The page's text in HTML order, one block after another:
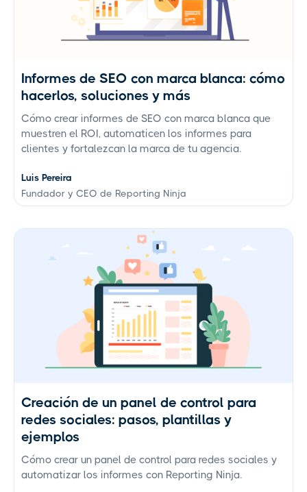
Informes de SEO con marca blanca: cómo
hacerlos, soluciones y más
Cómo crear informes de SEO con marca blanca que
muestren el ROI, automaticen los informes para
clientes y fortalezcan la marca de tu agencia.
Luis Pereira
Fundador y CEO de Reporting Ninja
Creación de un panel de control para
redes sociales: pasos, plantillas y
ejemplos
Cómo crear un panel de control para redes sociales y
automatizar los informes con Reporting Ninja.